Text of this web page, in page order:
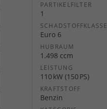
PARTIKELFILTER
1
SCHADSTOFFKLASSE
Euro 6
HUBRAUM
1.498 ccm
LEISTUNG
110 kW (150 PS)
KRAFTSTOFF
Benzin